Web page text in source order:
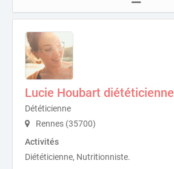
Lucie Houbart diététicienne
Dététicienne
Rennes (35700)
Activités
Diététicienne, Nutritionniste.